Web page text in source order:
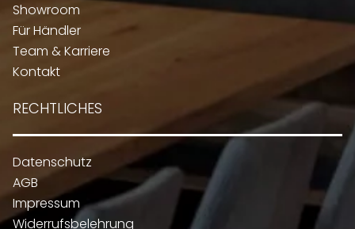
Showroom
Für Händler
Team & Karriere
Kontakt
RECHTLICHES
Datenschutz
AGB
Impressum
Widerrufsbelehrung